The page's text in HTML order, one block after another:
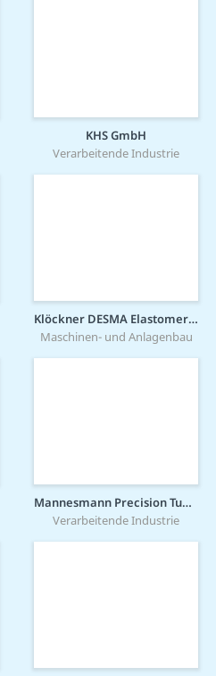
KHS GmbH
Verarbeitende Industrie
Klöckner DESMA Elastomertechnik GmbH
Maschinen- und Anlagenbau
Mannesmann Precision Tubes GmbH
Verarbeitende Industrie